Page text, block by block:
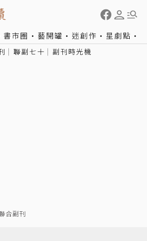
書市圈 藝開罐 迷創作 星劇點
聯副七十 副刊時光機
合副刊